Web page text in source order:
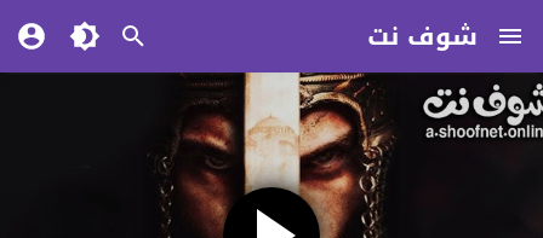
شوف نت